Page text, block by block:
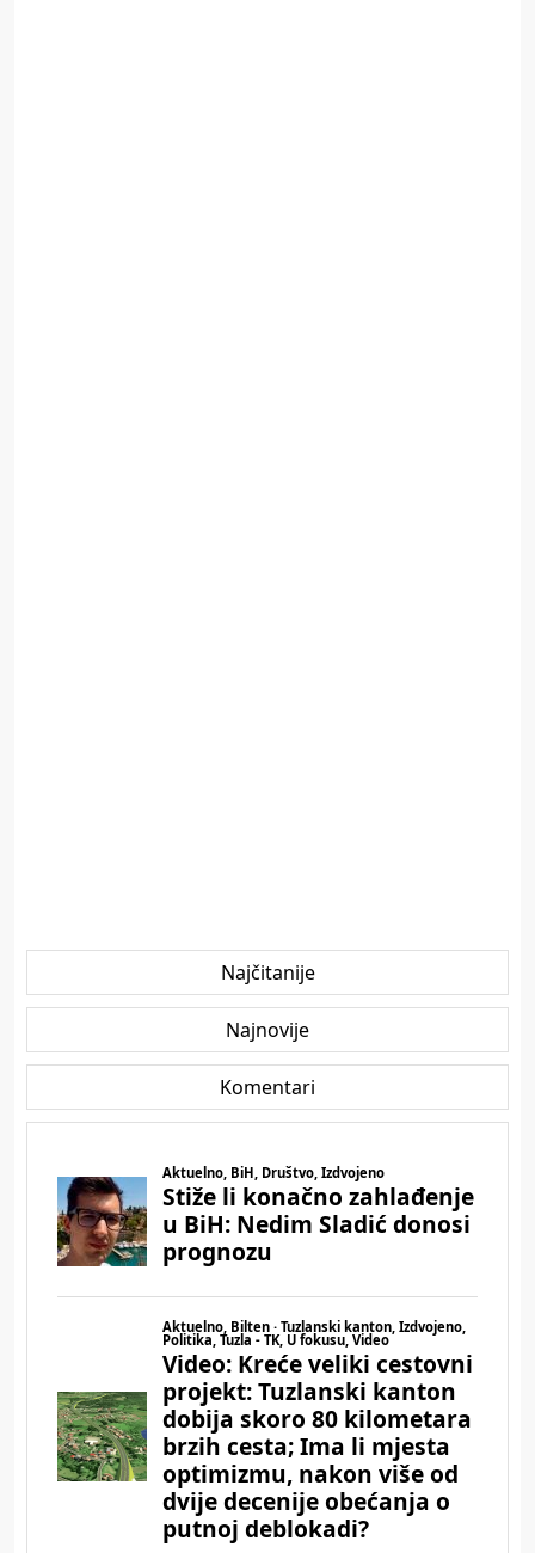
Najčitanije
Najnovije
Komentari